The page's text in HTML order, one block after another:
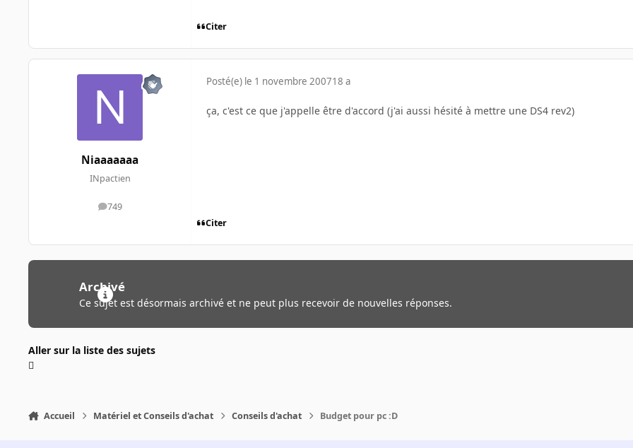
Citer
Niaaaaaaa
INpactien
749
messages
Posté(e) le 1 novembre 200718 a
ça, c'est ce que j'appelle être d'accord (j'ai aussi hésité à mettre une DS4 rev2)
Citer
Archivé
Ce sujet est désormais archivé et ne peut plus recevoir de nouvelles réponses.
Aller sur la liste des sujets
Accueil Matériel et Conseils d'achat Conseils d'achat Budget pour pc :D